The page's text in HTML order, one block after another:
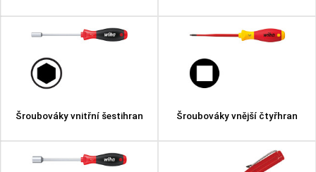
Šroubováky vnitřní šestihran Šroubováky vnější čtyřhran